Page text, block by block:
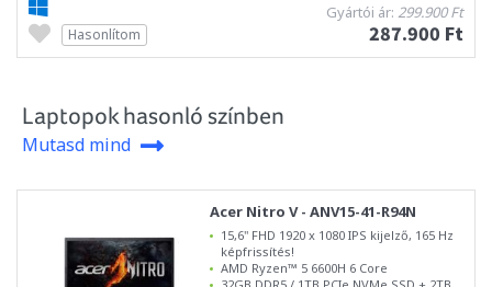
Gyártói ár: 299.900 Ft
287.900 Ft
Hasonlítom
Laptopok hasonló színben
Mutasd mind
Acer Nitro V - ANV15-41-R94N
15,6" FHD 1920 x 1080 IPS kijelző, 165 Hz
képfrissítés!
AMD Ryzen™ 5 6600H 6 Core